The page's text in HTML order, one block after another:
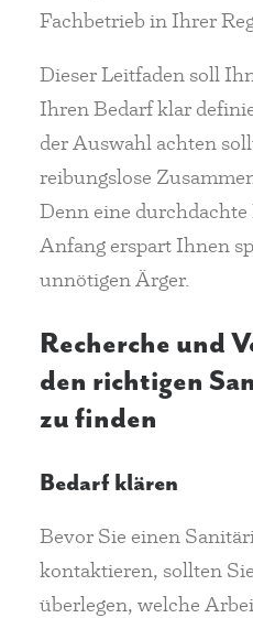
Fachbetrieb in Ihrer
Dieser Leitfaden soll
Ihren Bedarf klar
der Auswahl achten
reibungslose
Denn eine
Anfang erspart Ihnen
unnötigen Ärger.
Recherche und
den richtigen
zu finden
Bedarf klären
Bevor Sie einen
kontaktieren, sollten
überlegen, welche